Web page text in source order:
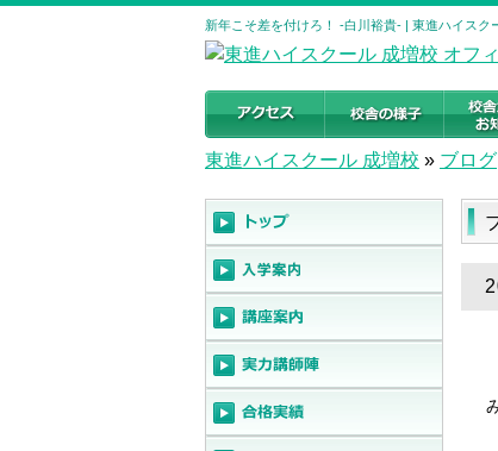
新年こそ差を付けろ！ -白川裕貴- | 東進ハイス
東進ハイスクール 成増校 » ブログ